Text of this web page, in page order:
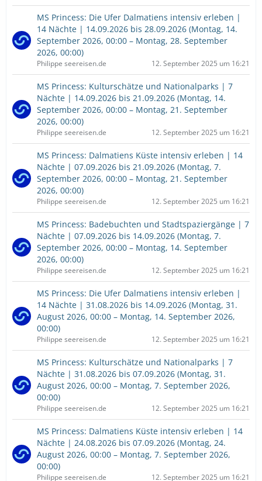
MS Princess: Die Ufer Dalmatiens intensiv erleben |
14 Nächte | 14.09.2026 bis 28.09.2026 (Montag, 14.
September 2026, 00:00 – Montag, 28. September
2026, 00:00)
Philippe seereisen.de 12. September 2025 um 16:21
MS Princess: Kulturschätze und Nationalparks | 7
Nächte | 14.09.2026 bis 21.09.2026 (Montag, 14.
September 2026, 00:00 – Montag, 21. September
2026, 00:00)
Philippe seereisen.de 12. September 2025 um 16:21
MS Princess: Dalmatiens Küste intensiv erleben | 14
Nächte | 07.09.2026 bis 21.09.2026 (Montag, 7.
September 2026, 00:00 – Montag, 21. September
2026, 00:00)
Philippe seereisen.de 12. September 2025 um 16:21
MS Princess: Badebuchten und Stadtspaziergänge | 7
Nächte | 07.09.2026 bis 14.09.2026 (Montag, 7.
September 2026, 00:00 – Montag, 14. September
2026, 00:00)
Philippe seereisen.de 12. September 2025 um 16:21
MS Princess: Die Ufer Dalmatiens intensiv erleben |
14 Nächte | 31.08.2026 bis 14.09.2026 (Montag, 31.
August 2026, 00:00 – Montag, 14. September 2026,
00:00)
Philippe seereisen.de 12. September 2025 um 16:21
MS Princess: Kulturschätze und Nationalparks | 7
Nächte | 31.08.2026 bis 07.09.2026 (Montag, 31.
August 2026, 00:00 – Montag, 7. September 2026,
00:00)
Philippe seereisen.de 12. September 2025 um 16:21
MS Princess: Dalmatiens Küste intensiv erleben | 14
Nächte | 24.08.2026 bis 07.09.2026 (Montag, 24.
August 2026, 00:00 – Montag, 7. September 2026,
00:00)
Philippe seereisen.de 12. September 2025 um 16:21